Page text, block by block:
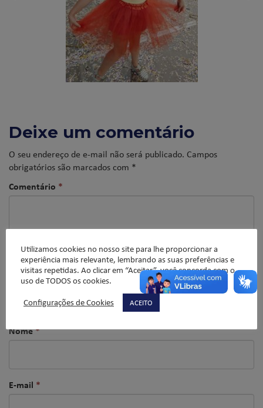
Deixe um comentário
O seu endereço de e-mail não será publicado. Campos
obrigatórios são marcados com *
Comentário *
Nome*
E-mail *
Utilizamos cookies no nosso site para lhe proporcionar a
experiência mais relevante, lembrando as suas preferências e
visitas repetidas. Ao clicar em “Aceitar”, você concorda com o
uso de TODOS os cookies.
Configurações de Cookies
ACEITO